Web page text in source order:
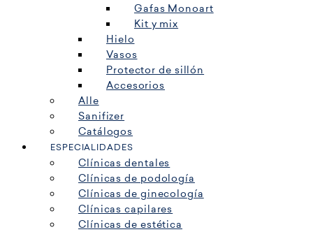
Gafas Monoart
Kit y mix
Hielo
Vasos
Protector de sillón
Accesorios
Alle
Sanifizer
Catálogos
ESPECIALIDADES
Clínicas dentales
Clínicas de podología
Clínicas de ginecología
Clínicas capilares
Clínicas de estética